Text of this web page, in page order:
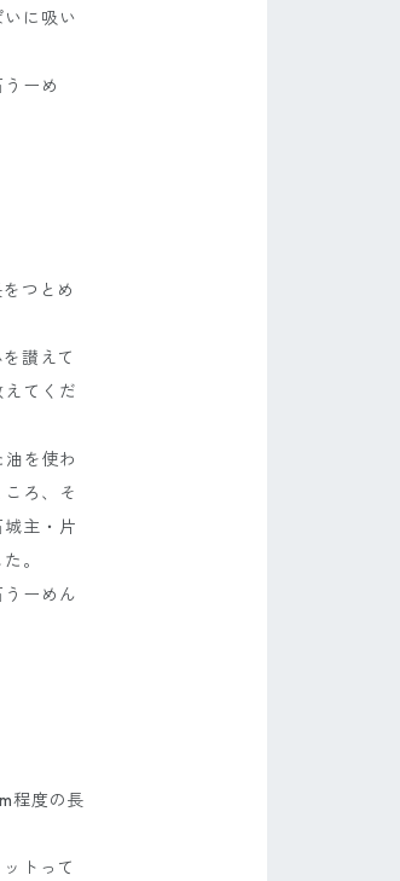
に吸い
ーめ
つとめ
讃えて
てくだ
を使わ
ろ、そ
主・片
。
ーめん
程度の長
トって